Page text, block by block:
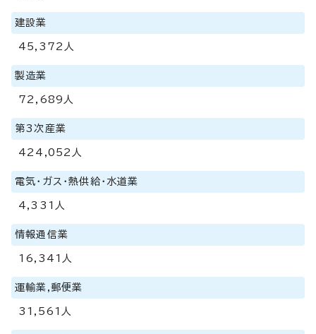
建設業
45,372人
製造業
72,689人
第3次産業
424,052人
電気・ガス・熱供給・水道業
4,331人
情報通信業
16,341人
運輸業,郵便業
31,561人